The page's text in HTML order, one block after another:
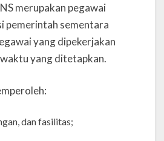
merupakan pegawai
pemerintah sementara
yang dipekerjakan
yang ditetapkan.
dan fasilitas;